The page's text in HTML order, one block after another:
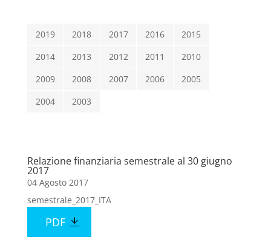
2019 2018 2017 2016
2015
2014
2013 2012 2011
2010
2009
2008 2007 2006
2005
2004
2003
Relazione finanziaria semestrale al 30 giugno
2017
04 Agosto 2017
semestrale_2017_ITA
PDF